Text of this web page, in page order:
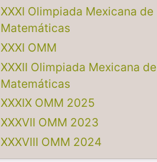
XXXI Olimpiada Mexicana de
Matemáticas
XXXI OMM
XXXII Olimpiada Mexicana de
Matemáticas
XXXIX OMM 2025
XXXVII OMM 2023
XXXVIII OMM 2024